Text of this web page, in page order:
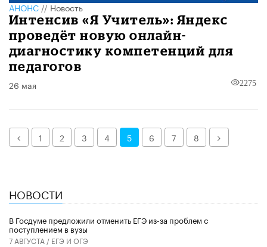
АНОНС//Новость
Интенсив «Я Учитель»: Яндекс
проведёт новую онлайн-
диагностику компетенций для
педагогов
26 мая 2275
Назад1 2 3 4 5 6 7 8 Далее
НОВОСТИ
В Госдуме предложили отменить ЕГЭ из-за проблем с
поступлением в вузы
7 АВГУСТА / ЕГЭ И ОГЭ